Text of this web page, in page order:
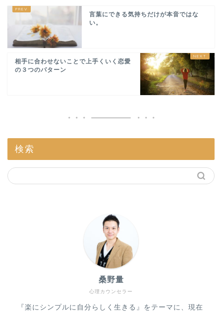
言葉にできる気持ちだけが本音ではな
い。
相手に合わせないことで上手くいく恋愛
の３つのパターン
検索
心理カウンセラー
桑野量
『楽にシンプルに自分らしく生きる』をテーマに、現在